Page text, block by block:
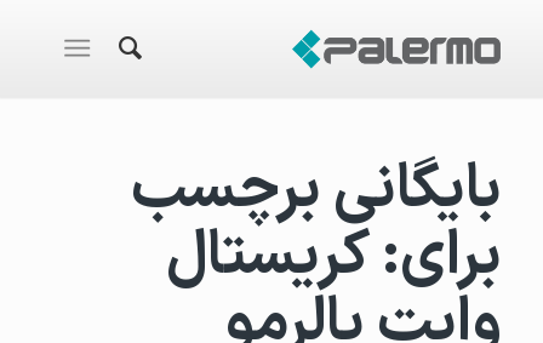
بایگانی برچسب
برای:کریستال
وایت پالرمو